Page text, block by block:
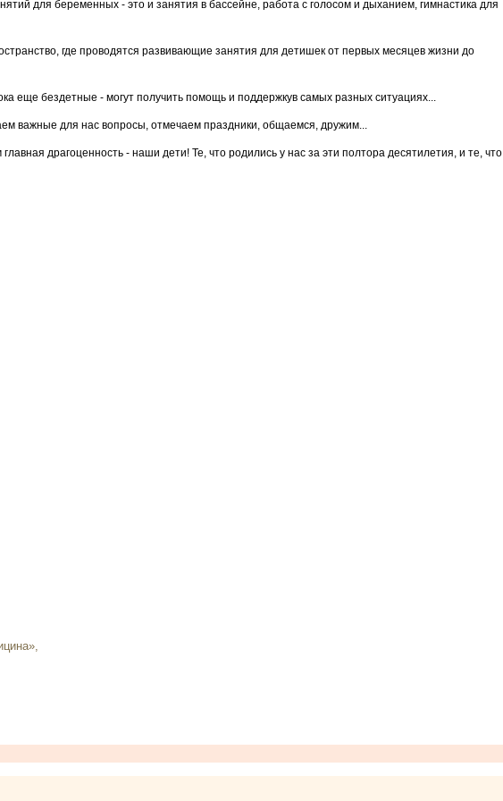
для беременных - это и занятия в бассейне, работа с голосом и дыханием, гимнастика для
где проводятся развивающие занятия для детишек от первых месяцев жизни до
еще бездетные - могут получить помощь и поддержкув самых разных ситуациях...
важные для нас вопросы, отмечаем праздники, общаемся, дружим...
драгоценность - наши дети! Те, что родились у нас за эти полтора десятилетия, и те, что